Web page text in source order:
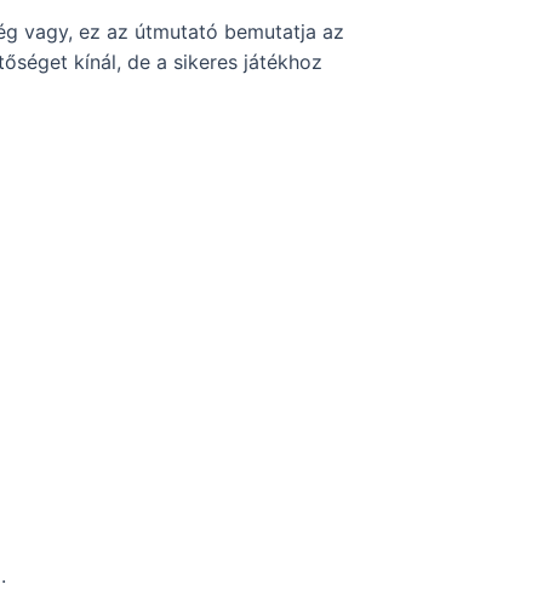
vagy, ez az útmutató bemutatja az
kínál, de a sikeres játékhoz